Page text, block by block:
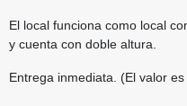
El local funciona como local
y cuenta con doble altura.
Entrega inmediata. (El valor